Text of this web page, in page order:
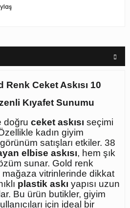
Renk Ceket Askısı 10
Kıyafet Sunumu
doğru ceket askısı seçimi
kadın giyim
satışları etkiler. 38
elbise askısı, hem şık
sunar. Gold renk
mağaza vitrinlerinde dikkat
plastik askı yapısı uzun
Bu ürün butikler, giyim
için ideal bir